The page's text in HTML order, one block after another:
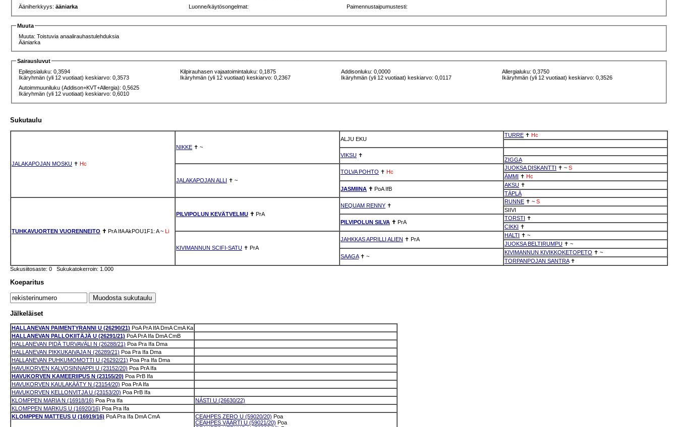
Ääniherkkyys:ääniarka Luonne/käytösongelmat: Paimennustaipumustesti:
Muuta
Muuta: Toistuvia anaalirauhastulehduksia
Ääniarka
Sairausluvut
Epilepsialuku: 0,3594
Ikäryhmän (yli 12 vuotiaat) keskiarvo: 0,3573
Kilpirauhasen vajaatoimintaluku: 0,1875
Ikäryhmän (yli 12 vuotiaat) keskiarvo: 0,2367
Addisonluku: 0,0000
Ikäryhmän (yli 12 vuotiaat) keskiarvo: 0,0117
Allergialuku: 0,3750
Ikäryhmän (yli 12 vuotiaat) keskiarvo: 0,3526
Autoimmuuniluku (Addison+KVT+Allergia): 0,5625
Ikäryhmän (yli 12 vuotiaat) keskiarvo: 0,6010
Sukutaulu
JALAKAPOJAN MOSKU ✝ Hc
NIKKE ✝ ~
ALJU EKU
TURRE ✝ Hc
VIKSU ✝
ZIGGA
JALAKAPOJAN ALLI ✝ ~
TOLVA POHTO ✝ Hc
JUOKSA DISKANTTI ✝ ~ S
ÄMMI ✝ Hc
JASMIINA ✝ PoA IfB
AKSU ✝
TÄPLÄ
TUHKAVUORTEN VUORENNEITO ✝ PrA IfAAkPOU1F1: A ~ Li
PILVIPOLUN KEVÄTVELMU ✝ PrA
NEQUAM RENNY ✝
RUNNE ✝ ~ S
SIIVI
PILVIPOLUN SILVA ✝ PrA
TORSTI ✝
CIKKI ✝
KIVIMANNUN SCIFI-SATU ✝ PrA
JAHKKAS APRILLI ALIEN ✝ PrA
HALTI ✝ ~
JUOKSA BELTIRUMPU ✝ ~
SAAGA✝ ~
KIVIMANNUN KIVIKKOKETOPETO ✝ ~
TORPANPOJAN SANTRA✝
Sukusiitosaste: 0 Sukukatokerroin: 1.000
Koeparitus
Jälkeläiset
HALLANEVAN PAIMENTYRANNI U (26290/21) PoA PrA IfA DmA CmA Ka
HALLANEVAN PALLOKIITÄJÄ U (26291/21) PoA PrA Ifa DmA CmB
HALLANEVAN PIDÄ TURVAVÄLI N (26288/21) Poa Pra Ifa Dma
HALLANEVAN PIKKUKAIVAJA N (26289/21) Poa Pra Ifa Dma
HALLANEVAN PUHKUMOMOTTI U (26292/21) Poa Pra Ifa Dma
HAVUKORVEN KALVOSINNAPPI U (23152/20) Poa PrA Ifa
HAVUKORVEN KAMEERIIPUS N (23155/20) Poa PrB Ifa
HAVUKORVEN KAULAKÄÄTY N (23154/20) Poa PrA Ifa
HAVUKORVEN KELLONVITJA U (23153/20) Poa PrB Ifa
KLOMPPEN MARIA N (16918/16) Poa Pra Ifa
NÁSTI U (26630/22)
KLOMPPEN MARKUS U (16920/16) Poa Pra Ifa
KLOMPPEN MATTEUS U (16919/16) PoA Pra Ifa DmA CmA CEAHPES ZERO U (59020/20) Poa
CEAHPES VÄÄRTI U (59021/20) Poa